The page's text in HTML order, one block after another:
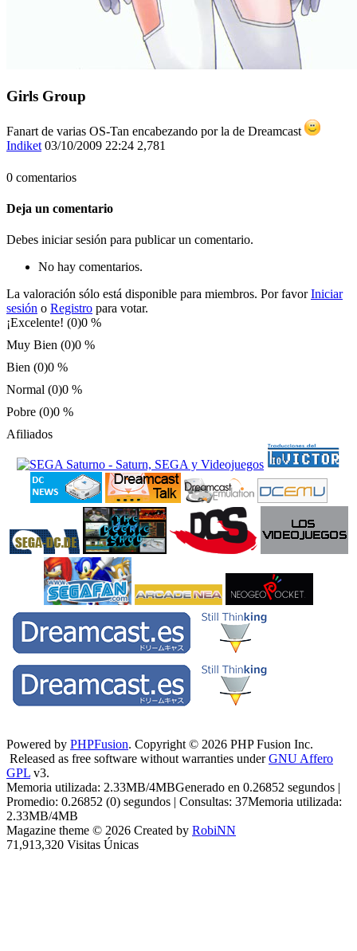
Girls Group
Fanart de varias OS-Tan encabezando por la de Dreamcast
Indiket03/10/2009 22:24 2,781
0 comentarios
Deja un comentario
Debes iniciar sesión para publicar un comentario.
No hay comentarios.
La valoración sólo está disponible para miembros. Por favorIniciar
sesión o Registro para votar.
¡Excelente! (0)0 %
Muy Bien (0)0 %
Bien (0)0 %
Normal (0)0 %
Pobre (0)0 %
Afiliados
Powered by PHPFusion. Copyright © 2026 PHP Fusion Inc.
Released as free software without warranties underGNU Affero
GPL v3.
Memoria utilizada: 2.33MB/4MBGenerado en 0.26852 segundos |
Promedio: 0.26852 (0) segundos | Consultas: 37Memoria utilizada:
2.33MB/4MB
Magazine theme © 2026 Created by RobiNN
71,913,320 Visitas Únicas